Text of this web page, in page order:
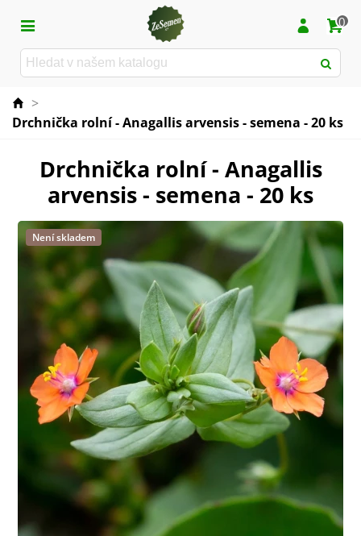
0
>
Drchnička rolní - Anagallis arvensis - semena - 20 ks
Drchnička rolní - Anagallis
arvensis - semena - 20 ks
Není skladem